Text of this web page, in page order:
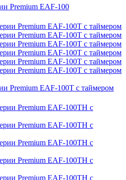
Premium EAF-100
Premium EAF-100T с таймером